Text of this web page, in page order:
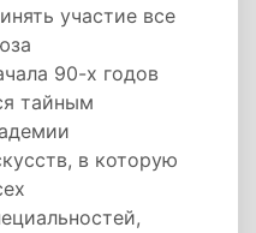
участие все
90-х годов
тайным
в которую